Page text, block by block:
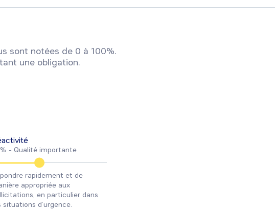
sont notées de 0 à 100%.
une obligation.
- Qualité importante
rapidement et de
appropriée aux
en particulier dans
situations d’urgence.